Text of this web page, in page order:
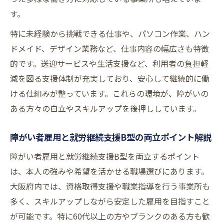
す。
特に未経験から挑戦できる仕事や、パソコン作業、ハン
ドメイド、デザイン業務など、仕事内容の幅広さも特徴
的です。送迎サービスや生活支援など、利用者の負担軽
減を図る支援体制が充実しており、安心して継続的に働
ける仕組みが整っています。これらの環境が、障がいの
ある方々の自立やスキルアップを後押ししています。
障がい者雇用と就労継続支援B型の両立ポイント解説
障がい者雇用と就労継続支援B型を両立するポイント
は、本人の強みや希望を活かせる職場選びにあります。
大阪府内では、資格取得支援や職業指導を行う事業所も
多く、スキルアップしながら安定した雇用を目指すこと
が可能です。特に60代以上の方やブランクのある方も歓